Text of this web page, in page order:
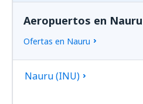
Aeropuertos en Nauru
Ofertas en Nauru
Nauru (INU)